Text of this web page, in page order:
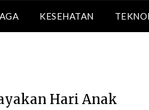
KESEHATAN
Hari Anak